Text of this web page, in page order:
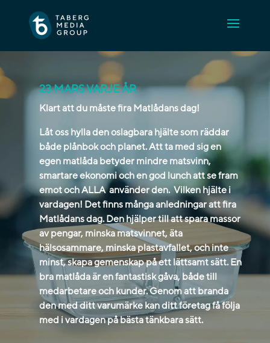
23 MARS VARJE ÅR
Klart att du måste fira Matlådans dag!
Låt oss hylla den oslagbara hjälte som räddar
både plånbok och planet. Att ta med sig en
egen matlåda betyder mindre matsvinn,
smartare ekonomi och en god lunch att se fram
emot och ALLA använder den. Vilken hjälte i
vardagen! Det finns många anledningar att fira
Matlådans dag. Den hjälper till att spara massor
av pengar, minska matsvinnet, äta
hälsosammare, minska plastavfallet, och inte
minst, skapa gemenskap på ett lättsamt sätt. En
bra matlåda är en fantastisk gåva, både till
medarbetare och kunder. Genom att branda
den med ditt varumärke kan ditt företag få följa
med i vardagen på bästa tänkbara sätt.